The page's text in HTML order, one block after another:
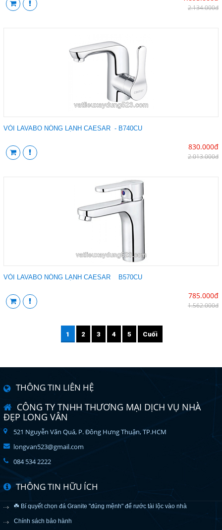
2.134.000đ
VÒI LAVABO NÓNG LẠNH CAESAR - B740CU
830.000đ
2.013.000đ
VÒI LAVABO NÓNG LẠNH CAESAR B570CU
785.000đ
1.562.000đ
1 2 3 4 5 Cuối
THÔNG TIN LIÊN HỆ
CÔNG TY TNHH THƯƠNG MẠI DỊCH VỤ NHÀ
ĐẸP LONG VÂN
521 Nguyễn Văn Quá, P. Đông Hưng Thuận, TP.HCM
longvan523@gmail.com
084 534 2222
THÔNG TIN HỮU ÍCH
☘️ Bí quyết chọn đá Granite "đúng mệnh" để rước tài lộc vào nhà
Chính sách bảo hành